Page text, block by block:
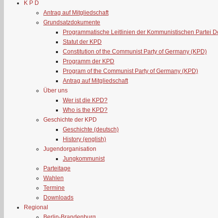
K P D
Antrag auf Mitgliedschaft
Grundsatzdokumente
Programmatische Leitlinien der Kommunistischen Partei
Statut der KPD
Constitution of the Communist Party of Germany (KPD)
Programm der KPD
Program of the Communist Party of Germany (KPD)
Antrag auf Mitgliedschaft
Über uns
Wer ist die KPD?
Who is the KPD?
Geschichte der KPD
Geschichte (deutsch)
History (english)
Jugendorganisation
Jungkommunist
Parteitage
Wahlen
Termine
Downloads
Regional